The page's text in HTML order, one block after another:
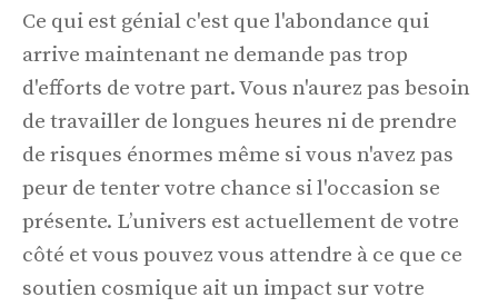
Ce qui est génial c'est que l'abondance qui
arrive maintenant ne demande pas trop
d'efforts de votre part. Vous n'aurez pas besoin
de travailler de longues heures ni de prendre
de risques énormes même si vous n'avez pas
peur de tenter votre chance si l'occasion se
présente. L’univers est actuellement de votre
côté et vous pouvez vous attendre à ce que ce
soutien cosmique ait un impact sur votre